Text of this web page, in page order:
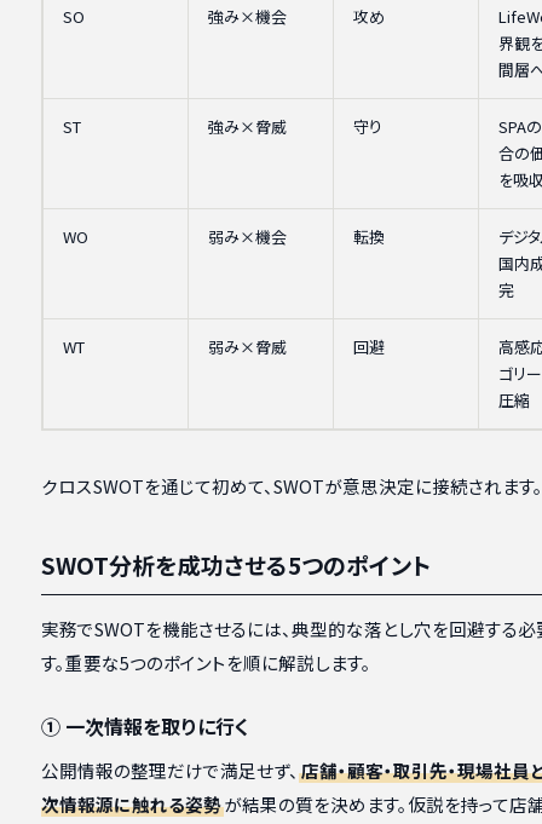
SO 強み×機会 攻め
界観
間層
ST 強み×脅威 守り
SPA
合の
を吸
WO 弱み×機会 転換
デジ
国内
完
WT 弱み×脅威 回避
高感
ゴリ
圧縮
クロスSWOTを通じて初めて、SWOTが意思決定に接続されます。
SWOT分析を成功させる5つのポイント
実務でSWOTを機能させるには、典型的な落とし穴を回避する
す。重要な5つのポイントを順に解説します。
① 一次情報を取りに行く
公開情報の整理だけで満足せず、 店舗・顧客・取引先・現場社員
次情報源に触れる姿勢が結果の質を決めます。仮説を持って店